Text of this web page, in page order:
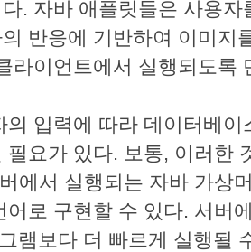
. 자바 애플릿들은 사용
반응에 기반하여 이미지
라이언트에서 실행되도록
의 입력에 따라 데이터베
필요가 있다. 보통, 이러한
에서 실행되는 자바 가상
어로 구현할 수 있다. 서버
램보다 더 빠르게 실행될